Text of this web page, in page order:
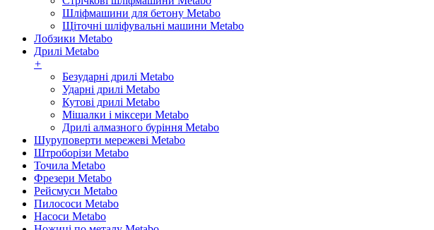
Шліфмашини для бетону Metabo
Щіточні шліфувальні машини Metabo
Лобзики Metabo
Дрилі Metabo
+
Безударні дрилі Metabo
Ударні дрилі Metabo
Кутові дрилі Metabo
Мішалки і міксери Metabo
Дрилі алмазного буріння Metabo
Шуруповерти мережеві Metabo
Штроборізи Metabo
Точила Metabo
Фрезери Metabo
Рейсмуси Metabo
Пилососи Metabo
Насоси Metabo